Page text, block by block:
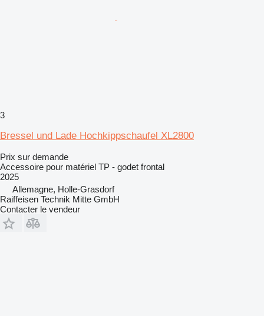
3
Bressel und Lade Hochkippschaufel XL2800
Prix sur demande
Accessoire pour matériel TP - godet frontal
2025
Allemagne, Holle-Grasdorf
Raiffeisen Technik Mitte GmbH
Contacter le vendeur